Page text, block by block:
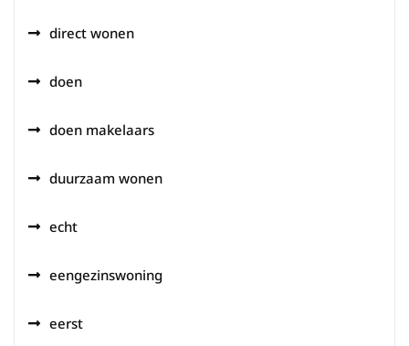
direct wonen
doen
doen makelaars
duurzaam wonen
echt
eengezinswoning
eerst